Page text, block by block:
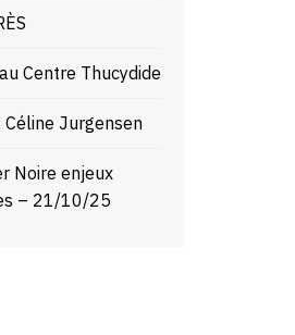
Centre Thucydide
Jurgensen
Noire enjeux
– 21/10/25